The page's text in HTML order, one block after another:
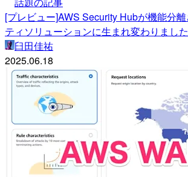
[プレビュー]AWS Security Hubが機能分
ティソリューションに生まれ変わりまし
臼田佳祐
2025.06.18